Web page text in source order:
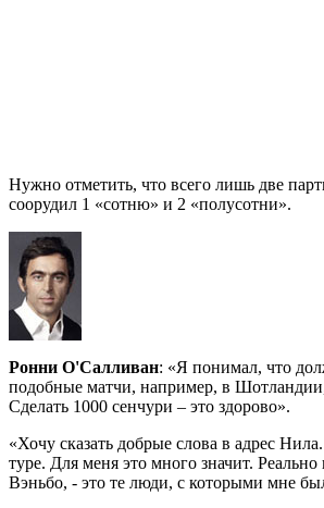
Нужно отметить, что всего лишь две
соорудил 1 «сотню» и 2 «полусотни».
Ронни О'Салливан: «Я понимал, что
подобные матчи, например, в
Сделать 1000 сенчури – это здорово».
«Хочу сказать добрые слова в адрес
туре. Для меня это много значит.
Вэньбо, - это те люди, с которыми мне